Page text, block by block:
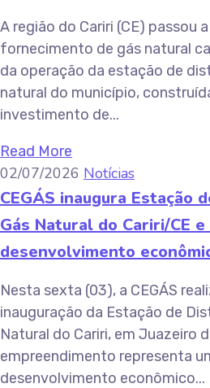
A região do Cariri (CE) passou
fornecimento de gás natural
da operação da estação de
natural do município,
investimento de...
Read More
02/07/2026 Notícias
CEGÁS inaugura Estação
Gás Natural do Cariri/CE
desenvolvimento
Nesta sexta (03), a CEGÁS
inauguração da Estação de
Natural do Cariri, em Juazeiro
empreendimento representa
desenvolvimento econômico...